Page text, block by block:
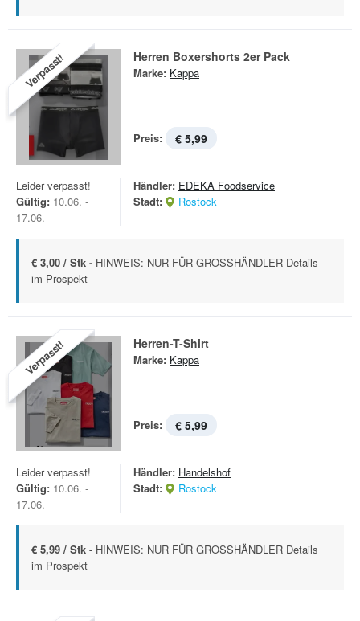
Verpasst! Herren Boxershorts 2er Pack
Marke: Kappa
Preis: € 5,99
Leider verpasst!
Gültig: 10.06. -
17.06.
Händler: EDEKA Foodservice
Stadt:
Rostock
€ 3,00 / Stk - HINWEIS: NUR FÜR GROSSHÄNDLER Details
im Prospekt
Verpasst! Herren-T-Shirt
Marke: Kappa
Preis: € 5,99
Leider verpasst!
Gültig: 10.06. -
17.06.
Händler: Handelshof
Stadt:
Rostock
€ 5,99 / Stk - HINWEIS: NUR FÜR GROSSHÄNDLER Details
im Prospekt